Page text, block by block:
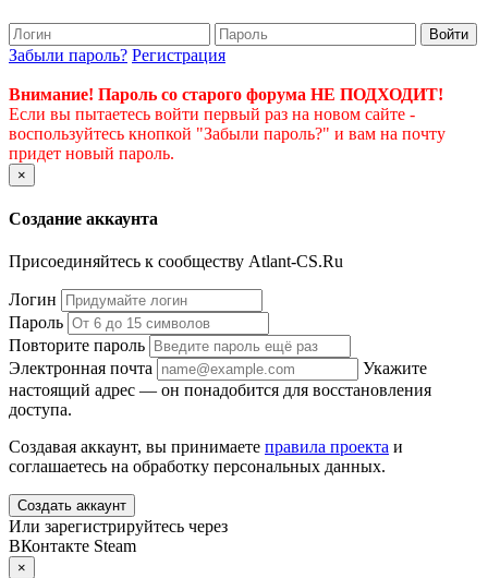
Войти
Забыли пароль? Регистрация
Внимание! Пароль со старого форума НЕ ПОДХОДИТ!
Если вы пытаетесь войти первый раз на новом сайте -
воспользуйтесь кнопкой "Забыли пароль?" и вам на почту
придет новый пароль.
×
Создание аккаунта
Присоединяйтесь к сообществу Atlant-CS.Ru
Логин
Пароль
Повторите пароль
Электронная почта
Укажите
настоящий адрес — он понадобится для восстановления
доступа.
Создавая аккаунт, вы принимаете правила проекта и
соглашаетесь на обработку персональных данных.
Создать аккаунт
Или зарегистрируйтесь через
ВКонтакте Steam
×